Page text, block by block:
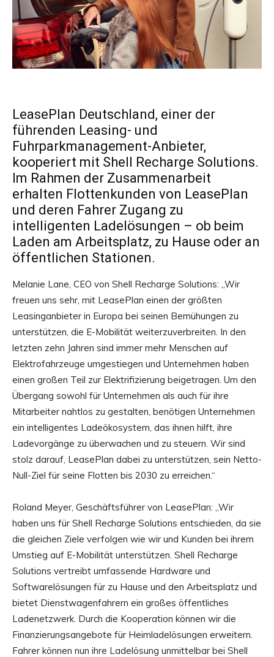
LeasePlan Deutschland, einer der
führenden Leasing- und
Fuhrparkmanagement-Anbieter,
kooperiert mit Shell Recharge Solutions.
Im Rahmen der Zusammenarbeit
erhalten Flottenkunden von LeasePlan
und deren Fahrer Zugang zu
intelligenten Ladelösungen – ob beim
Laden am Arbeitsplatz, zu Hause oder an
öffentlichen Stationen.
Melanie Lane, CEO von Shell Recharge Solutions: „Wir
freuen uns sehr, mit LeasePlan einen der größten
Leasinganbieter in Europa bei seinen Bemühungen zu
unterstützen, die E-Mobilität weiterzuverbreiten. In den
letzten zehn Jahren sind immer mehr Menschen auf
Elektrofahrzeuge umgestiegen und Unternehmen haben
einen großen Teil zur Elektrifizierung beigetragen. Um den
Übergang sowohl für Unternehmen als auch für ihre
Mitarbeiter nahtlos zu gestalten, benötigen Unternehmen
ein intelligentes Ladeökosystem, das ihnen hilft, ihre
Ladevorgänge zu überwachen und zu steuern. Wir sind
stolz darauf, LeasePlan dabei zu unterstützen, sein Netto-
Null-Ziel für seine Flotten bis 2030 zu erreichen.“
Roland Meyer, Geschäftsführer von LeasePlan: „Wir
haben uns für Shell Recharge Solutions entschieden, da sie
die gleichen Ziele verfolgen wie wir und Kunden bei ihrem
Umstieg auf E-Mobilität unterstützen. Shell Recharge
Solutions vertreibt umfassende Hardware und
Softwarelösungen für zu Hause und den Arbeitsplatz und
bietet Dienstwagenfahrern ein großes öffentliches
Ladenetzwerk. Durch die Kooperation können wir die
Finanzierungsangebote für Heimladelösungen erweitern.
Fahrer können nun ihre Ladelösung unmittelbar bei Shell